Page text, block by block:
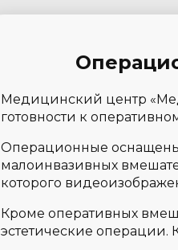
Медицинский центр
готовности к
Операционные
малоинвазивных
которого
Кроме оперативных
эстетические операции.